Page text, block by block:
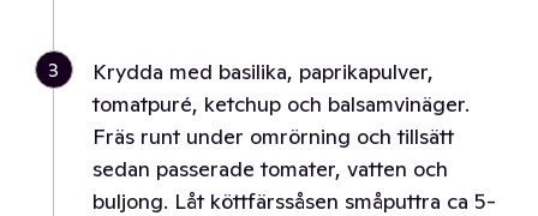
3
Krydda med basilika, paprikapulver,
tomatpuré, ketchup och balsamvinäger.
Fräs runt under omrörning och tillsätt
sedan passerade tomater, vatten och
buljong. Låt köttfärssåsen småputtra ca 5-